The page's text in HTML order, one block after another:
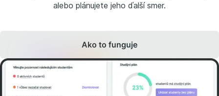
alebo plánujete jeho ďalší smer.
Ako to funguje